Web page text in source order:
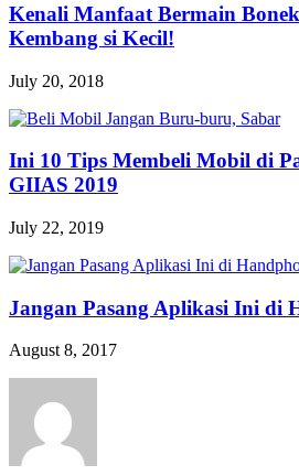
Kenali Manfaat Bermain
Kembang si Kecil!
July 20, 2018
Ini 10 Tips Membeli Mobil di
GIIAS 2019
July 22, 2019
Jangan Pasang Aplikasi Ini di
August 8, 2017